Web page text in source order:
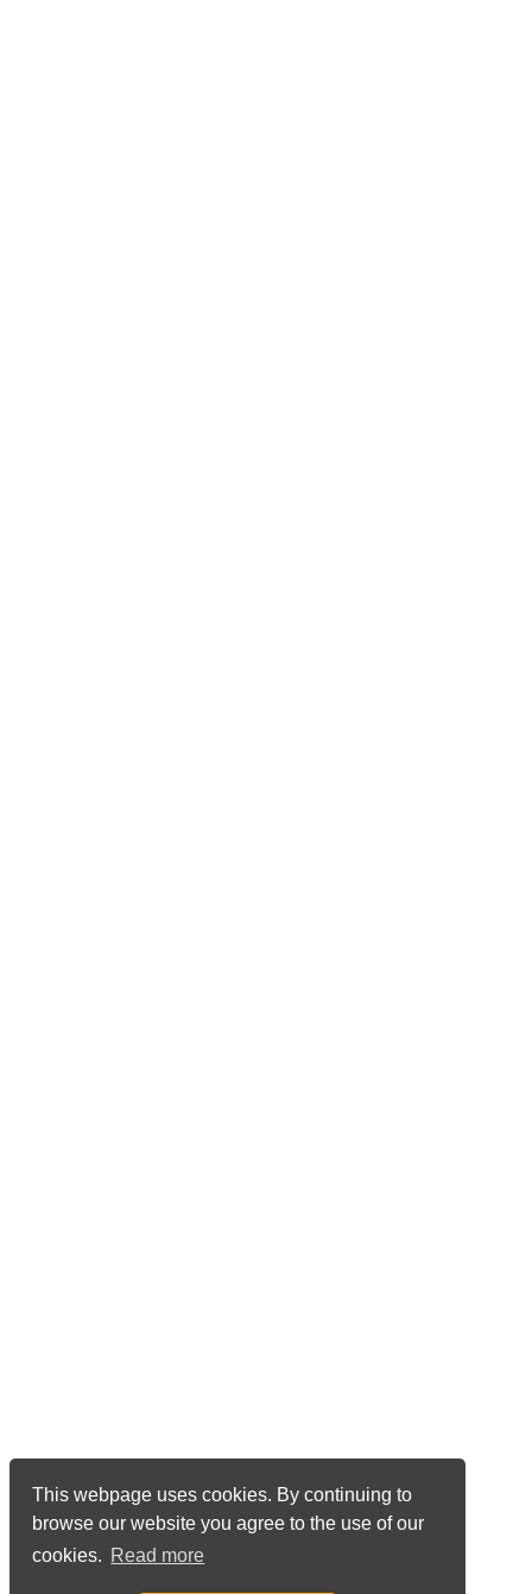
This webpage uses cookies. By continuing to
browse our website you agree to the use of our
cookies. Read more